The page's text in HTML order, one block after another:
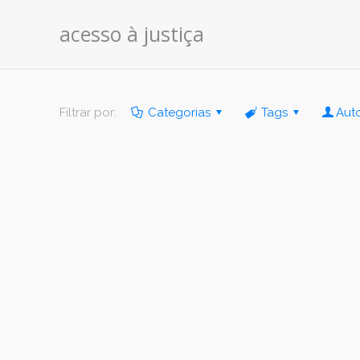
acesso à justiça
Filtrar por: Categorias Tags